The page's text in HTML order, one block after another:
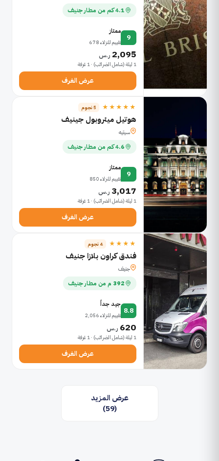
4.1 كم من مطار جنيف
9
ممتاز
تقييم للنزلاء 678
2,095 ر.س
1 ليلة (شامل الضرائب) · 1 غرفة
عرض الغرف
★★★★★ 5 نجوم
هوتيل ميتروبول جينيف
سيتيه
4.6 كم من مطار جنيف
9
ممتاز
تقييم للنزلاء 850
3,017 ر.س
1 ليلة (شامل الضرائب) · 1 غرفة
عرض الغرف
★★★★ 4 نجوم
فندق كراون بلازا جنيف
جنيف
392 م من مطار جنيف
8.8
جيد جداً
تقييم للنزلاء 2,056
620 ر.س
1 ليلة (شامل الضرائب) · 1 غرفة
عرض الغرف
عرض المزيد
(59)